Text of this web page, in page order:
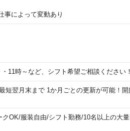
によって変動あり
時～など、シフト希望ご相談ください！
短翌月末まで 1か月ごとの更新が可能！
クOK/服装自由/シフト勤務/10名以上の大